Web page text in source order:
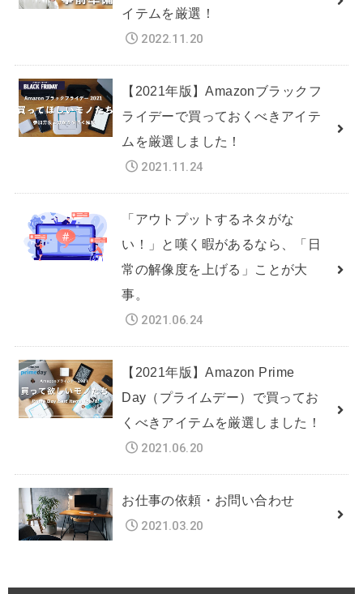
イテムを厳選！
2022.11.20
【2021年版】Amazonブラックフ
ライデーで買っておくべきアイテ
ムを厳選しました！
2021.11.24
「アウトプットするネタがな
い！」と嘆く暇があるなら、「日
常の解像度を上げる」ことが大
事。
2021.06.24
【2021年版】Amazon Prime
Day（プライムデー）で買ってお
くべきアイテムを厳選しました！
2021.06.20
お仕事の依頼・お問い合わせ
2021.03.20